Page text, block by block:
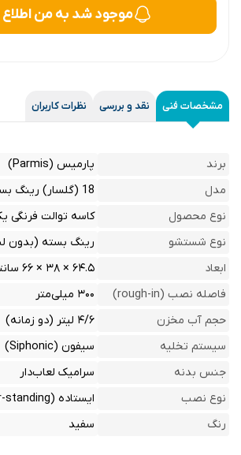
موجود شد به من اطلاع
مشخصات فنی نقد و بررسی نظرات کاربران
برند
پارمیس (Parmis)
مدل
18 (گلسار) رینگ بسته
نوع محصول
کاسه توالت فرنگی
نوع شستشو
رینگ بسته (بدون
ابعاد
۶۴.۵ × ۳۸ × ۶۶ سانتی‌متر
فاصله نصب (rough-in)
۳۰۰ میلی‌متر
حجم آب مخزن
۴/۶ لیتر (دو زمانه)
سیستم تخلیه
سیفون (Siphonic)
جنس بدنه
سرامیک لعاب‌دار
نوع نصب
ایستاده (Floor-standing)
رنگ
سفید